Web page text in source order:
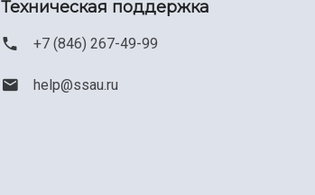
Техническая поддержка
+7 (846) 267-49-99
help@ssau.ru